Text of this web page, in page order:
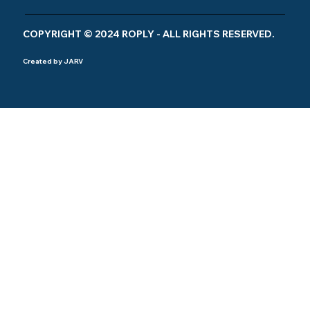
COPYRIGHT © 2024 ROPLY - ALL RIGHTS RESERVED.
Created by JARV